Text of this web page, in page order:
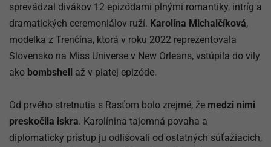
sprevádzal divákov 12 epizódami plnými romantiky, intríg a
dramatických ceremoniálov ruží. Karolína Michalčíková,
modelka z Trenčína, ktorá v roku 2022 reprezentovala
Slovensko na Miss Universe v New Orleans, vstúpila do vily
ako bombshell až v piatej epizóde.
Od prvého stretnutia s Rasťom bolo zrejmé, že medzi nimi
preskočila iskra. Karolínina tajomná povaha a
diplomatický prístup ju odlišovali od ostatných súťažiacich,